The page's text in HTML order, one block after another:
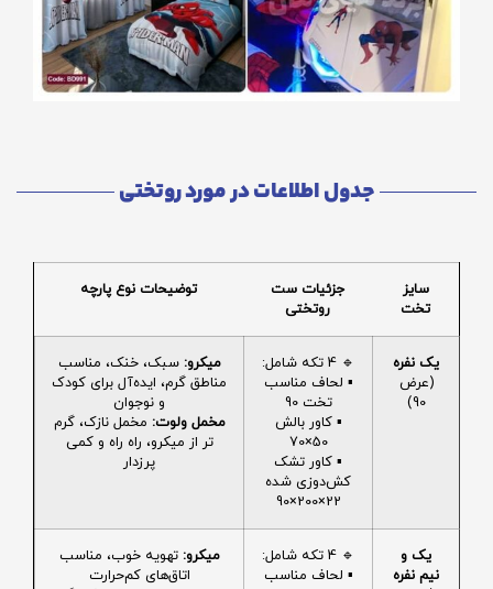
جدول اطلاعات در مورد روتختی
سایز
تخت
جزئیات ست
روتختی
توضیحات نوع پارچه
یک نفره
(عرض
90)
🔹 4 تکه شامل:
▪️ لحاف مناسب
تخت 90
▪️ کاور بالش
50×70
▪️ کاور تشک
کش‌دوزی شده
22×200×90
میکرو: سبک، خنک، مناسب
مناطق گرم، ایده‌آل برای کودک
و نوجوان
مخمل ولوت: مخمل نازک، گرم
تر از میکرو، راه راه و کمی
پرزدار
یک و
نیم نفره
🔹 4 تکه شامل:
▪️ لحاف مناسب
میکرو: تهویه خوب، مناسب
اتاق‌های کم‌حرارت